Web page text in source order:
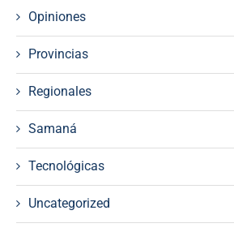
Opiniones
Provincias
Regionales
Samaná
Tecnológicas
Uncategorized